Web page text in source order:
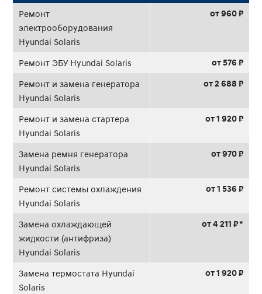
Ремонт
электрооборудования
Hyundai Solaris
от 960 ₽
Ремонт ЭБУ Hyundai Solaris от 576 ₽
Ремонт и замена генератора
Hyundai Solaris
от 2 688 ₽
Ремонт и замена стартера
Hyundai Solaris
от 1 920 ₽
Замена ремня генератора
Hyundai Solaris
от 970 ₽
Ремонт системы охлаждения
Hyundai Solaris
от 1 536 ₽
Замена охлаждающей
жидкости (антифриза)
Hyundai Solaris
от 4 211 ₽ *
Замена термостата Hyundai
Solaris
от 1 920 ₽